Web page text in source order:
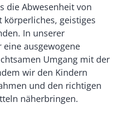
die Abwesenheit von
körperliches, geistiges
In unserer
ausgewogene
Umgang mit der
wir den Kindern
und den richtigen
näherbringen.